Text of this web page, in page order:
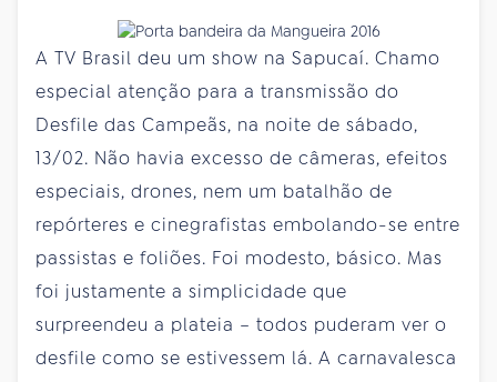
A TV Brasil deu um show na Sapucaí. Chamo
especial atenção para a transmissão do
Desfile das Campeãs, na noite de sábado,
13/02. Não havia excesso de câmeras, efeitos
especiais, drones, nem um batalhão de
repórteres e cinegrafistas embolando-se entre
passistas e foliões. Foi modesto, básico. Mas
foi justamente a simplicidade que
surpreendeu a plateia – todos puderam ver o
desfile como se estivessem lá. A carnavalesca